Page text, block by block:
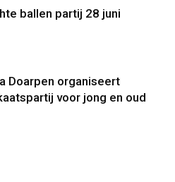
ballen partij 28 juni
Doarpen organiseert
voor jong en oud